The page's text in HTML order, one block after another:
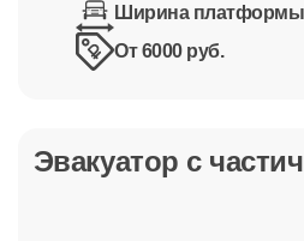
Ширина
От 6000 руб.
Эвакуатор с